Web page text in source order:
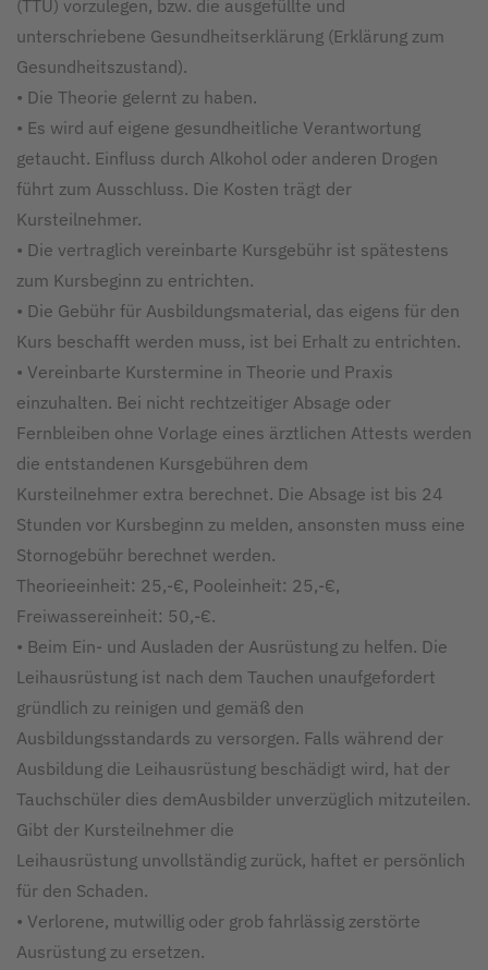
(TTU) vorzulegen, bzw. die ausgefüllte und
unterschriebene Gesundheitserklärung (Erklärung zum
Gesundheitszustand).
• Die Theorie gelernt zu haben.
• Es wird auf eigene gesundheitliche Verantwortung
getaucht. Einfluss durch Alkohol oder anderen Drogen
führt zum Ausschluss. Die Kosten trägt der
Kursteilnehmer.
• Die vertraglich vereinbarte Kursgebühr ist spätestens
zum Kursbeginn zu entrichten.
• Die Gebühr für Ausbildungsmaterial, das eigens für den
Kurs beschafft werden muss, ist bei Erhalt zu entrichten.
• Vereinbarte Kurstermine in Theorie und Praxis
einzuhalten. Bei nicht rechtzeitiger Absage oder
Fernbleiben ohne Vorlage eines ärztlichen Attests werden
die entstandenen Kursgebühren dem
Kursteilnehmer extra berechnet. Die Absage ist bis 24
Stunden vor Kursbeginn zu melden, ansonsten muss eine
Stornogebühr berechnet werden.
Theorieeinheit: 25,-€, Pooleinheit: 25,-€,
Freiwassereinheit: 50,-€.
• Beim Ein- und Ausladen der Ausrüstung zu helfen. Die
Leihausrüstung ist nach dem Tauchen unaufgefordert
gründlich zu reinigen und gemäß den
Ausbildungsstandards zu versorgen. Falls während der
Ausbildung die Leihausrüstung beschädigt wird, hat der
Tauchschüler dies demAusbilder unverzüglich mitzuteilen.
Gibt der Kursteilnehmer die
Leihausrüstung unvollständig zurück, haftet er persönlich
für den Schaden.
• Verlorene, mutwillig oder grob fahrlässig zerstörte
Ausrüstung zu ersetzen.